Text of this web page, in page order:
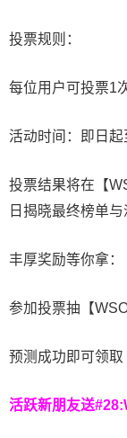
投票规则：
每位用户可投票1
活动时间：即日起
投票结果将在【
日揭晓最终榜单
丰厚奖励等你拿：
参加投票抽【
预测成功即可领取
活跃新朋友送